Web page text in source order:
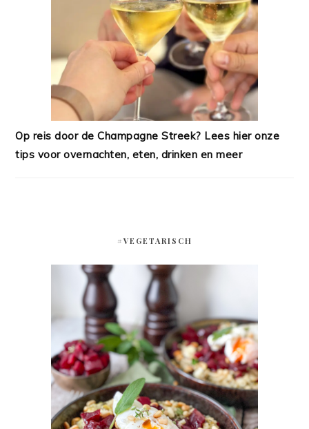
Op reis door de Champagne Streek? Lees hier onze
tips voor overnachten, eten, drinken en meer
#VEGETARISCH